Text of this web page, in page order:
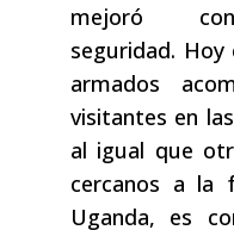
mejoró
seguridad. Hoy
armados
visitantes en
al igual que
cercanos a la
Uganda, es